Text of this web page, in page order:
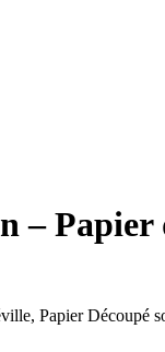
– Papier
Papier Découpé